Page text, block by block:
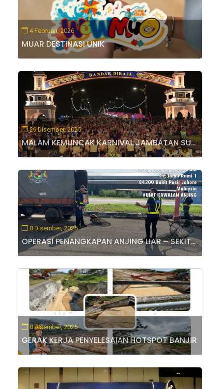
4 Februari, 2026
MUAR DESTINASI UNIK
29 Disember, 2025
MALAM KEMUNCAK KARNIVAL JAMBATAN SULTAN ISMAIL MUAR MERIAH
8 Disember, 2025
OPERASI PENANGKAPAN ANJING LIAR – SEKITAR PERGAM, MUAR
8 Disember, 2025
GERAK KERJA PENYELESAIAN HOTSPOT BANJIR